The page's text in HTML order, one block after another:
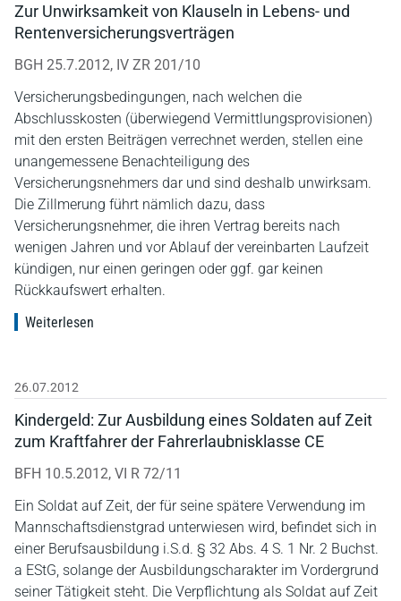
Zur Unwirksamkeit von Klauseln in Lebens- und
Rentenversicherungsverträgen
BGH 25.7.2012, IV ZR 201/10
Versicherungsbedingungen, nach welchen die
Abschlusskosten (überwiegend Vermittlungsprovisionen)
mit den ersten Beiträgen verrechnet werden, stellen eine
unangemessene Benachteiligung des
Versicherungsnehmers dar und sind deshalb unwirksam.
Die Zillmerung führt nämlich dazu, dass
Versicherungsnehmer, die ihren Vertrag bereits nach
wenigen Jahren und vor Ablauf der vereinbarten Laufzeit
kündigen, nur einen geringen oder ggf. gar keinen
Rückkaufswert erhalten.
Weiterlesen
26.07.2012
Kindergeld: Zur Ausbildung eines Soldaten auf Zeit
zum Kraftfahrer der Fahrerlaubnisklasse CE
BFH 10.5.2012, VI R 72/11
Ein Soldat auf Zeit, der für seine spätere Verwendung im
Mannschaftsdienstgrad unterwiesen wird, befindet sich in
einer Berufsausbildung i.S.d. § 32 Abs. 4 S. 1 Nr. 2 Buchst.
a EStG, solange der Ausbildungscharakter im Vordergrund
seiner Tätigkeit steht. Die Verpflichtung als Soldat auf Zeit